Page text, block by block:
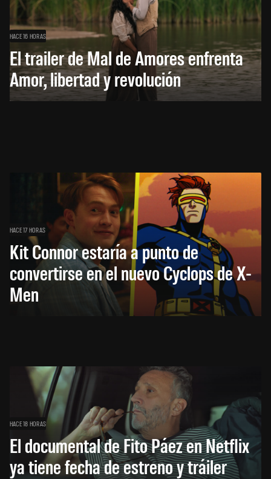
HACE 16 HORAS
El trailer de Mal de Amores enfrenta
Amor, libertad y revolución
HACE 17 HORAS
Kit Connor estaría a punto de
convertirse en el nuevo Cyclops de X-
Men
HACE 18 HORAS
El documental de Fito Páez en Netflix
ya tiene fecha de estreno y tráiler